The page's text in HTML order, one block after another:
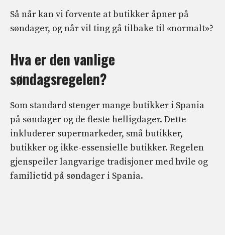
Så når kan vi forvente at butikker åpner på
søndager, og når vil ting gå tilbake til «normalt»?
Hva er den vanlige
søndagsregelen?
Som standard stenger mange butikker i Spania
på søndager og de fleste helligdager. Dette
inkluderer supermarkeder, små butikker,
butikker og ikke-essensielle butikker. Regelen
gjenspeiler langvarige tradisjoner med hvile og
familietid på søndager i Spania.